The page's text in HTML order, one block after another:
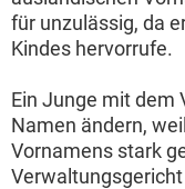
für unzulässig, da
Kindes hervorrufe.
Ein Junge mit dem
Namen ändern,
Vornamens stark